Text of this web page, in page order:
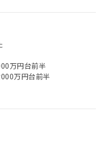
万円台前半
万円台前半